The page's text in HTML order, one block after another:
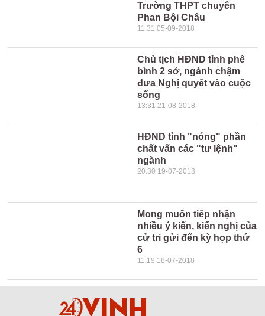
Trường THPT chuyên
Phan Bội Châu
11:31 05-09-2018
Chủ tịch HĐND tỉnh phê
bình 2 sở, ngành chậm
đưa Nghị quyết vào cuộc
sống
13:31 21-08-2018
HĐND tỉnh "nóng" phần
chất vấn các "tư lệnh"
ngành
20:30 19-07-2018
Mong muốn tiếp nhận
nhiều ý kiến, kiến nghị của
cử tri gửi đến kỳ họp thứ
6
11:19 18-07-2018